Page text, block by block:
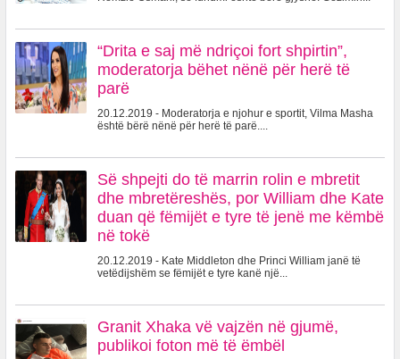
“Drita e saj më ndriçoi fort shpirtin”,
moderatorja bëhet nënë për herë të
parë
20.12.2019 - Moderatorja e njohur e sportit, Vilma Masha
është bërë nënë për herë të parë....
Së shpejti do të marrin rolin e mbretit
dhe mbretëreshës, por William dhe Kate
duan që fëmijët e tyre të jenë me këmbë
në tokë
20.12.2019 - Kate Middleton dhe Princi William janë të
vetëdijshëm se fëmijët e tyre kanë një...
Granit Xhaka vë vajzën në gjumë,
publikoi foton më të ëmbël